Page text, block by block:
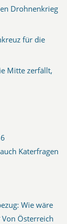
Drohnenkrieg
für die
Mitte zerfällt,
Katerfragen
Wie wäre
Österreich